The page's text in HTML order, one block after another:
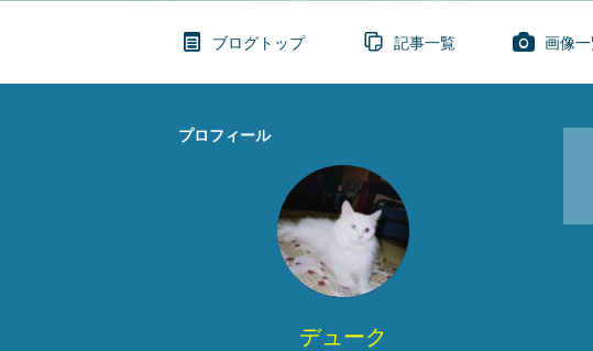
ブログトップ 記事一覧 画像
プロフィール
デューク